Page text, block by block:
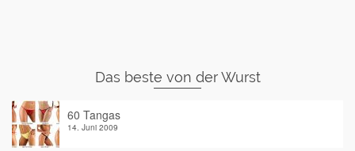
Das beste von der Wurst
60 Tangas
14. Juni 2009